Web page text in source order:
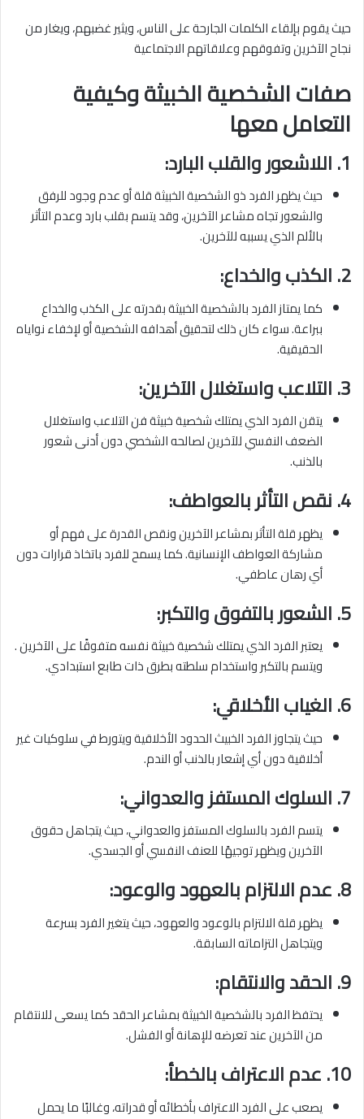
حيث يقوم بإلقاء الكلمات الجارحة على الناس، ويثير غضبهم، ويغار من
نجاح الآخرين وتفوقهم وعلاقاتهم الاجتماعية
صفات الشخصية الخبيثة وكيفية
التعامل معها
1. اللاشعور والقلب البارد:
حيث يظهر الفرد ذو الشخصية الخبيثة قلة أو عدم وجود للرفق
والشعور تجاه مشاعر الآخرين، وقد يتسم بقلب بارد وعدم التأثر
بالألم الذي يسببه للآخرين.
2. الكذب والخداع:
كما يمتاز الفرد بالشخصية الخبيثة بقدرته على الكذب والخداع
ببراعة. سواء كان ذلك لتحقيق أهدافه الشخصية أو لإخفاء نواياه
الحقيقية.
3. التلاعب واستغلال الآخرين:
يتقن الفرد الذي يمتلك شخصية خبيثة فن التلاعب واستغلال
الضعف النفسي للآخرين لصالحه الشخصي دون أدنى شعور
بالذنب.
4. نقص التأثر بالعواطف:
يظهر قلة التأثر بمشاعر الآخرين ونقص القدرة على فهم أو
مشاركة العواطف الإنسانية. كما يسمح للفرد باتخاذ قرارات دون
أي رهان عاطفي.
5. الشعور بالتفوق والتكبر:
يعتبر الفرد الذي يمتلك شخصية خبيثة نفسه متفوقًا على الآخرين .
ويتسم بالتكبر واستخدام سلطته بطرق ذات طابع استبدادي.
6. الغياب الأخلاقي:
حيث يتجاوز الفرد الخبيث الحدود الأخلاقية ويتورط في سلوكيات غير
أخلاقية دون أي إشعار بالذنب أو الندم.
7. السلوك المستفز والعدواني:
يتسم الفرد بالسلوك المستفز والعدواني، حيث يتجاهل حقوق
الآخرين ويظهر توجيهًا للعنف النفسي أو الجسدي.
8. عدم الالتزام بالعهود والوعود:
يظهر قلة الالتزام بالوعود والعهود، حيث يتغير الفرد بسرعة
ويتجاهل التزاماته السابقة.
9. الحقد والانتقام:
يحتفظ الفرد بالشخصية الخبيثة بمشاعر الحقد كما يسعى للانتقام
من الآخرين عند تعرضه للإهانة أو الفشل.
10. عدم الاعتراف بالخطأ:
يصعب على الفرد الاعتراف بأخطائه أو قدراته، وغالبًا ما يحمل